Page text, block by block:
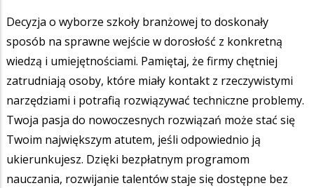
Decyzja o wyborze szkoły branżowej to doskonały
sposób na sprawne wejście w dorosłość z konkretną
wiedzą i umiejętnościami. Pamiętaj, że firmy chętniej
zatrudniają osoby, które miały kontakt z rzeczywistymi
narzędziami i potrafią rozwiązywać techniczne problemy.
Twoja pasja do nowoczesnych rozwiązań może stać się
Twoim największym atutem, jeśli odpowiednio ją
ukierunkujesz. Dzięki bezpłatnym programom
nauczania, rozwijanie talentów staje się dostępne bez